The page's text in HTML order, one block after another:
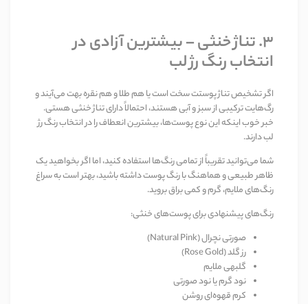
3. تناژ خنثی – بیشترین آزادی در
انتخاب رنگ رژ لب
اگر تشخیص تناژ پوستت سخت است یا هم طلا و هم نقره بهت می‌آیند و
رگ‌هایت ترکیبی از سبز و آبی هستند، احتمالاً دارای تناژ خنثی هستی.
خبر خوب اینکه این نوع پوست‌ها، بیشترین انعطاف را در انتخاب رنگ رژ
لب دارند.
شما می‌توانید تقریباً از تمامی رنگ‌ها استفاده کنید، اما اگر بخواهید یک
ظاهر طبیعی و هماهنگ با رنگ پوست داشته باشید، بهتر است به سراغ
رنگ‌های ملایم، گرم و کمی براق بروید.
رنگ‌های پیشنهادی برای پوست‌های خنثی:
صورتی نچرال (Natural Pink)
رز گلد (Rose Gold)
گلبهی ملایم
نود گرم یا نود صورتی
کرم قهوه‌ای روشن